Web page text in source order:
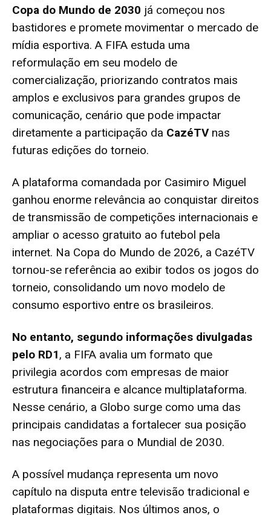
Copa do Mundo de 2030 já começou nos
bastidores e promete movimentar o mercado de
mídia esportiva. A FIFA estuda uma
reformulação em seu modelo de
comercialização, priorizando contratos mais
amplos e exclusivos para grandes grupos de
comunicação, cenário que pode impactar
diretamente a participação da CazéTVnas
futuras edições do torneio.
A plataforma comandada por Casimiro Miguel
ganhou enorme relevância ao conquistar direitos
de transmissão de competições internacionais e
ampliar o acesso gratuito ao futebol pela
internet. Na Copa do Mundo de 2026, a CazéTV
tornou-se referência ao exibir todos os jogos do
torneio, consolidando um novo modelo de
consumo esportivo entre os brasileiros.
No entanto, segundo informações divulgadas
pelo RD1, a FIFA avalia um formato que
privilegia acordos com empresas de maior
estrutura financeira e alcance multiplataforma.
Nesse cenário, a Globo surge como uma das
principais candidatas a fortalecer sua posição
nas negociações para o Mundial de 2030.
A possível mudança representa um novo
capítulo na disputa entre televisão tradicional e
plataformas digitais. Nos últimos anos, o